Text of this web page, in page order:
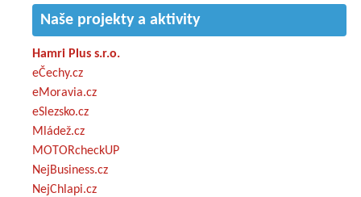
Naše projekty a aktivity
Hamri Plus s.r.o.
eČechy.cz
eMoravia.cz
eSlezsko.cz
Mládež.cz
MOTORcheckUP
NejBusiness.cz
NejChlapi.cz